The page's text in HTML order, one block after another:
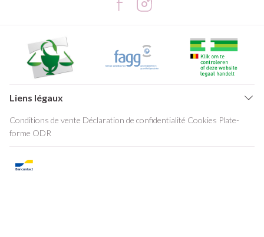
Liens légaux
Conditions de vente Déclaration de confidentialité Cookies Plate-
forme ODR